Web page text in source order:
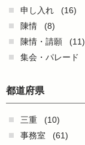
申し入れ
(16)
陳情
(8)
陳情・請願
(11)
集会・パレード
都道府県
三重
(10)
事務室
(61)